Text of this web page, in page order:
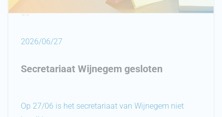
2026/06/27
Secretariaat Wijnegem gesloten
Op 27/06 is het secretariaat van Wijnegem niet